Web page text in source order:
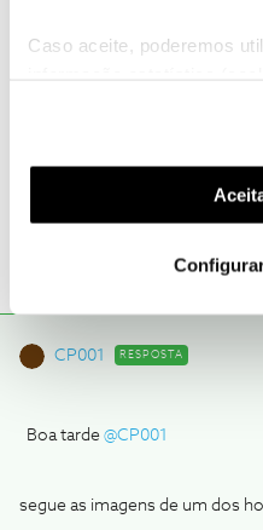
Caso aceite, poderemos
funcionalidades (cookies
funcionalidade) e adaptar
(cookies de publicidade
utilização dos cookies
CP001 RESPOSTA
Boa tarde @CP001
segue as imagens de um dos